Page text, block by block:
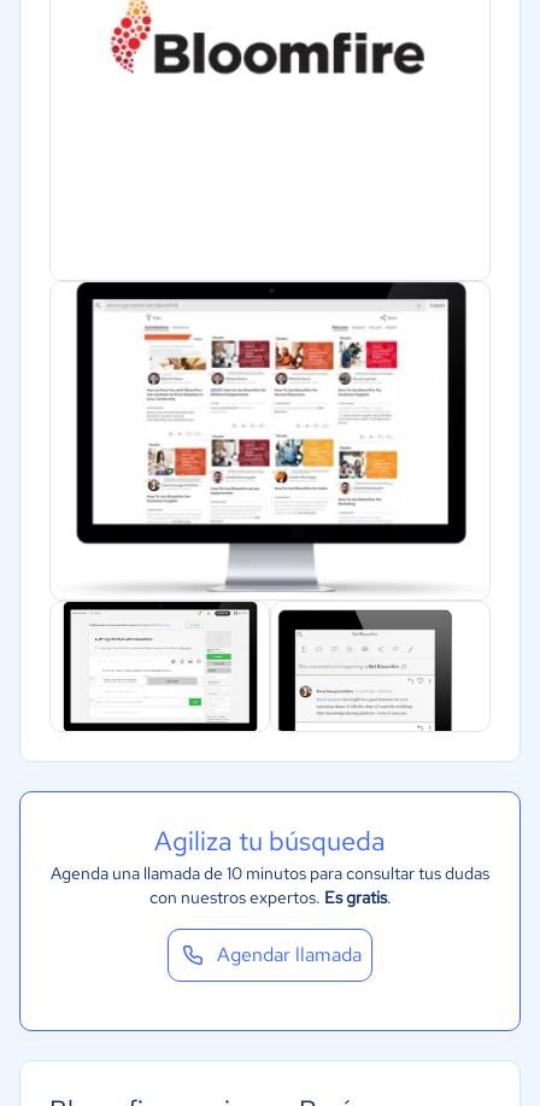
Agiliza tu búsqueda
Agenda una llamada de 10 minutos para consultar tus dudas
con nuestros expertos. Es gratis.
Agendar llamada